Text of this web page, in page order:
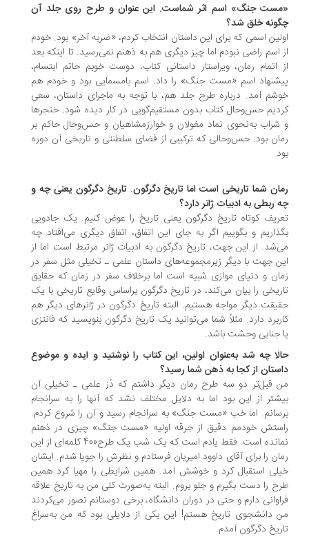
جنگ» اسم اثر شماست. این عنوان و طرح روی جلد آن
خلق شد؟
اسمی که برای این داستان انتخاب کردم، «ضربه آخر» بود. خودم
اسم راضی نبودم اما چیز دیگری هم به ذهنم نمی‌رسید. تا اینکه بعد
اتمام رمان، ویراستار داستانی کتاب، دوست خوبم حاتم ابتسام،
اسم «مست جنگ» را داد. اسم بامسمایی بود و خودم هم
آمد. درباره طرح جلد هم، با توجه به ماجرای داستان، سعی
حس‌وحال کتاب بدون مستقیم‌گویی در کار دیده شود. خنجرها
به‌نحوی نماد مغولان و خوارزمشاهیان و حس‌و‌حال حاکم بر
بود. حس‌و‌حالی که ترکیبی از فضای سلطنتی و تاریخی آن دوره
شما تاریخی است اما تاریخ دگرگون. تاریخ دگرگون یعنی چه و
ربطی به ادبیات ژانر دارد؟
کوتاه تاریخ دگرگون یعنی تاریخ را عوض کنیم. یک جادویی
و بگوییم اگر به جای این اتفاق، اتفاق دیگری می‌افتاد چه
از این جهت، تاریخ دگرگون به ادبیات ژانر مرتبط است اما از
جهت با دیگر زیرمجموعه‌های داستان علمی ـ ‌تخیلی مثل سفر در
و دنیای موازی شبیه است اما برخلاف سفر در زمان که حقایق
را بیان می‌کند، در تاریخ دگرگون براساس وقایع تاریخی با یک
دیگر مواجه هستیم. البته تاریخ دگرگون در ژانرهای دیگر هم
دارد. مثلاً شما می‌توانید یک تاریخ دگرگون بنویسید که فانتزی
جنایی وحشت باشد.
چه شد به‌عنوان اولین، این کتاب را نوشتید و ایده و موضوع
از کجا به ذهن شما رسید؟
قبل‌تر دو سه طرح رمان دیگر داشتم که دُز علمی ـ ‌تخیلی آن
از این بود اما به دلایل مختلف نشد که آنها را به سرانجام
اما خب «مست جنگ» به سرانجام رسید و آن را شروع کردم.
خودمم دقیق از جرقه اولیه «مست جنگ» چیزی در ذهنم
نمانده است. فقط یادم است که یک شب یک طرح400 کلمه‌ای از این
را برای آقای داوود امیریان فرستادم و نظرش را جویا شدم. ایشان
استقبال کرد و خوشش آمد. همین شرایطی را مهیا کرد همین
را دست بگیرم و جلو بروم. البته به‌صورت کلی من به تاریخ علاقه
دارم و حتی در دوران دانشگاه، برخی دوستانم تصور می‌کردند
دانشجوی تاریخ هستم! این یکی از دلایلی بود که من به‌سراغ
دگرگون آمدم.